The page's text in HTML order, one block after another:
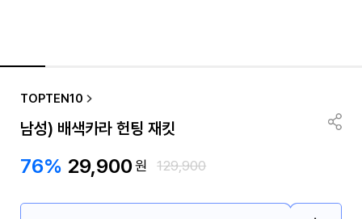
TOPTEN10
남성) 배색카라 헌팅 재킷
76% 29,900원 129,900